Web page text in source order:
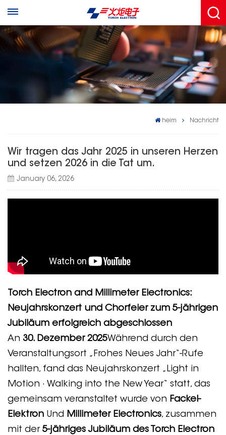
heim Nachricht
Wir tragen das Jahr 2025 in unseren Herzen
und setzen 2026 in die Tat um.
January 06, 2026
Torch Electron and Millimeter Electronics:
Neujahrskonzert und Chorfeier zum 5-jährigen
Jubiläum erfolgreich abgeschlossen
An 30. Dezember 2025Während durch den
Veranstaltungsort „Frohes Neues Jahr“-Rufe
hallten, fand das Neujahrskonzert „Light in
Motion · Walking into the New Year“ statt, das
gemeinsam veranstaltet wurde von Fackel-
Elektron Und Millimeter Electronics, zusammen
mit der 5-jähriges Jubiläum des Torch Electron